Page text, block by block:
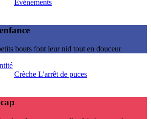
Evénements
bouts font leur nid tout en douceur
Crèche L'arrêt de puces